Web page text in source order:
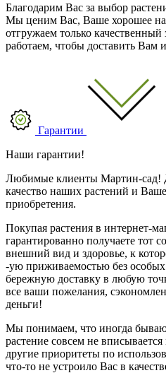
Благодарим Вас за выбор
Мы ценим Вас, Ваше хорошее
отгружаем только
работаем, чтобы доставить Вам
Гарантии
Наши гарантии!
Любимые клиенты Мартин-сад!
качество наших растений и
приобретения.
Покупая растения в интернет-
гарантированно получаете тот
внешний вид и здоровье, к
-ую приживаемостью без
бережную доставку в любую
все ваши пожелания,
деньги!
Мы понимаем, что иногда
растение совсем не
другие приоритеты по
что-то не устроило Вас в